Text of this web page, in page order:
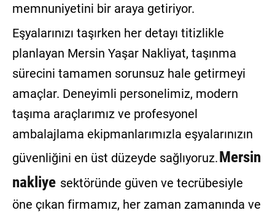
Gizlilik
Sözleşmesi
Kullanıcı
Sözleşmesi
memnuniyetini bir araya getiriyor.
Eşyalarınızı taşırken her detayı titizlikle
planlayan Mersin Yaşar Nakliyat, taşınma
sürecini tamamen sorunsuz hale getirmeyi
amaçlar. Deneyimli personelimiz, modern
taşıma araçlarımız ve profesyonel
ambalajlama ekipmanlarımızla eşyalarınızın
güvenliğini en üst düzeyde sağlıyoruz.Mersin
nakliye sektöründe güven ve tecrübesiyle
öne çıkan firmamız, her zaman zamanında ve